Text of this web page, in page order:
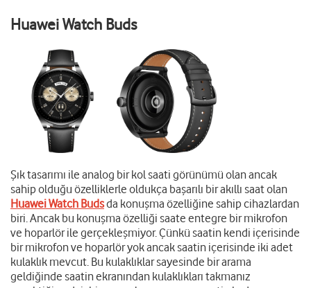
Huawei Watch Buds
Şık tasarımı ile analog bir kol saati görünümü olan ancak
sahip olduğu özelliklerle oldukça başarılı bir akıllı saat olan
Huawei Watch Budsda konuşma özelliğine sahip cihazlardan
biri. Ancak bu konuşma özelliği saate entegre bir mikrofon
ve hoparlör ile gerçekleşmiyor. Çünkü saatin kendi içerisinde
bir mikrofon ve hoparlör yok ancak saatin içerisinde iki adet
kulaklık mevcut. Bu kulaklıklar sayesinde bir arama
geldiğinde saatin ekranından kulaklıkları takmanız